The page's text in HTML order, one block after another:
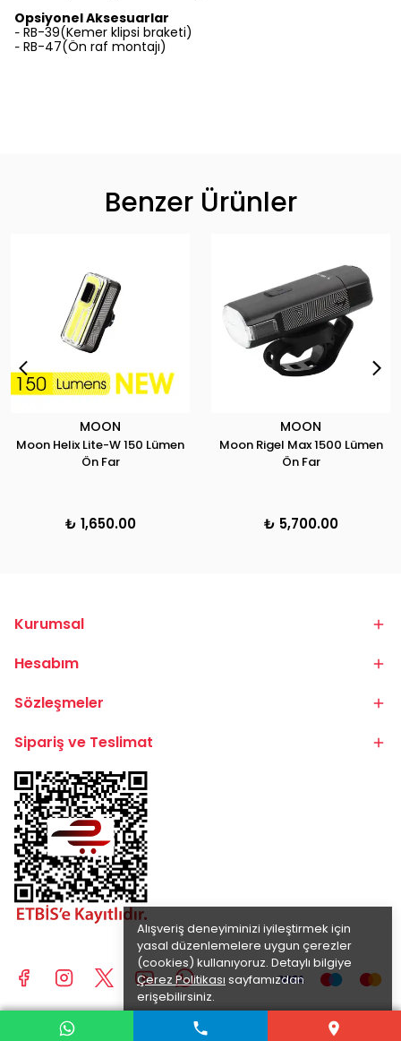
Alışveriş deneyiminizi iyileştirmek için
yasal düzenlemelere uygun çerezler
(cookies) kullanıyoruz. Detaylı bilgiye
Çerez Politikası sayfamızdan
erişebilirsiniz.
Anladım
Opsiyonel Aksesuarlar
- RB-39(Kemer klipsi braketi)
- RB-47(Ön raf montajı)
Benzer Ürünler
MOON
Moon Helix Lite-W 150 Lümen
Ön Far
₺ 1,650.00
MOON
Moon Rigel Max 1500 Lümen
Ön Far
₺ 5,700.00
Kurumsal
Hesabım
Sözleşmeler
Sipariş ve Teslimat